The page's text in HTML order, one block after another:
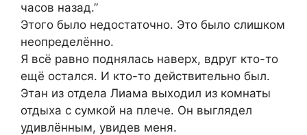
часов назад.”
Этого было недостаточно. Это было слишком
неопределённо.
Я всё равно поднялась наверх, вдруг кто-то
ещё остался. И кто-то действительно был.
Этан из отдела Лиама выходил из комнаты
отдыха с сумкой на плече. Он выглядел
удивлённым, увидев меня.